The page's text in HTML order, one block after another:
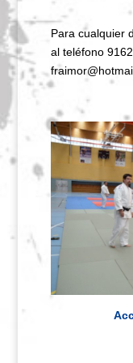
Para cualquier
al teléfono